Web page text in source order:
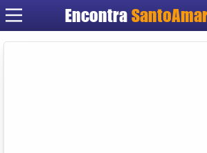
Encontra
Cadastrar